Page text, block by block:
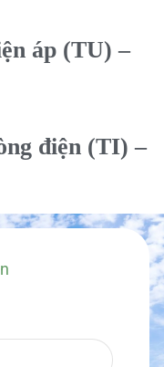
áp (TU) –
điện (TI) –